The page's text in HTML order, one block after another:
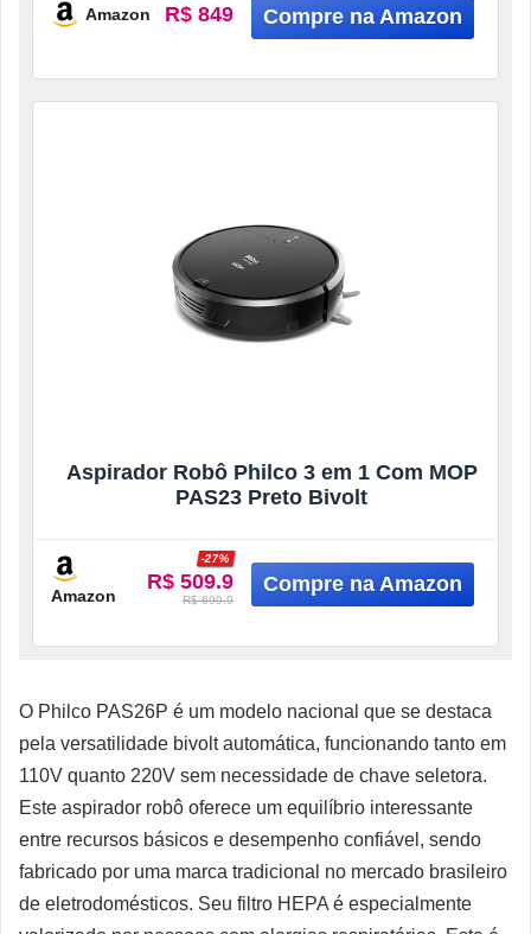
Amazon R$ 849
Aspirador Robô Philco 3 em 1 Com MOP
PAS23 Preto Bivolt
Amazon
R$ 509.9
-27%
R$ 699.9
O Philco PAS26P é um modelo nacional que se destaca
pela versatilidade bivolt automática, funcionando tanto em
110V quanto 220V sem necessidade de chave seletora.
Este aspirador robô oferece um equilíbrio interessante
entre recursos básicos e desempenho confiável, sendo
fabricado por uma marca tradicional no mercado brasileiro
de eletrodomésticos. Seu filtro HEPA é especialmente